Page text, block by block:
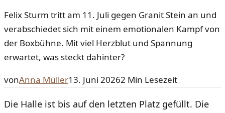
Felix Sturm tritt am 11. Juli gegen Granit Stein an und
verabschiedet sich mit einem emotionalen Kampf von
der Boxbühne. Mit viel Herzblut und Spannung
erwartet, was steckt dahinter?
vonAnna Müller13. Juni 20262 Min Lesezeit
Die Halle ist bis auf den letzten Platz gefüllt. Die